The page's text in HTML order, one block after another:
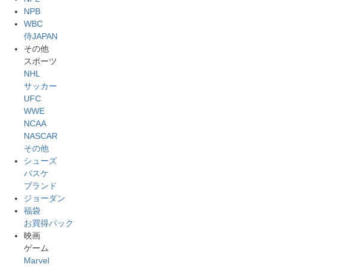
NPB
WBC
侍JAPAN
その他
スポーツ
NHL
サッカー
UFC
WWE
NCAA
NASCAR
その他
シューズ
バスケ
ブランド
ジョーダン
福袋
お買得パック
映画
ゲーム
Marvel